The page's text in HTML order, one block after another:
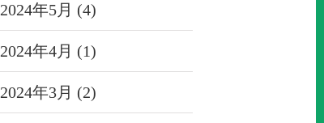
2024年5月 (4)
2024年4月 (1)
2024年3月 (2)